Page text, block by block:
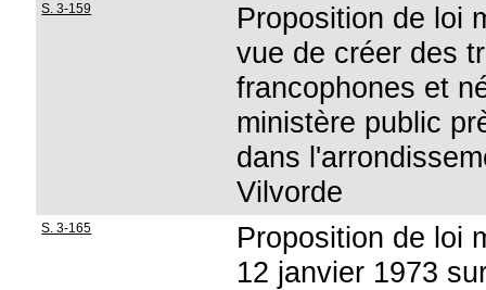
S. 3-159
Proposition de loi
vue de créer des
francophones et
ministère public
dans
Vilvorde
S. 3-165
Proposition de loi
12 janvier 1973